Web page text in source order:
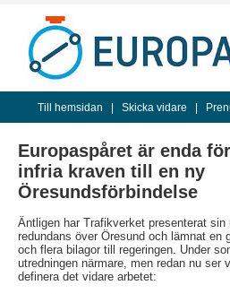
Till hemsidan Skicka vidare
Europaspåret är enda
infria kraven till en ny
Öresundsförbindelse
Äntligen har Trafikverket presenterat
redundans över Öresund och lämnat en
och flera bilagor till regeringen. Under
utredningen närmare, men redan nu ser
definera det vidare arbetet: